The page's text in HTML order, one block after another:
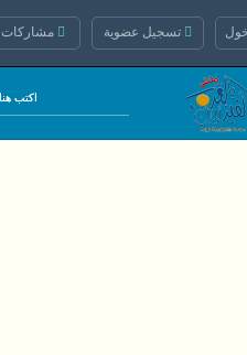
تسجيل عضوية مشاركات